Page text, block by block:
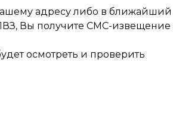
адресу либо в
Вы получите СМС-извещение
осмотреть и проверить